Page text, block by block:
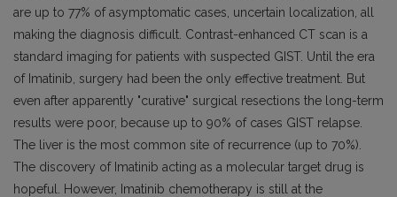
are up to 77% of asymptomatic cases, uncertain localization, all
making the diagnosis difficult. Contrast-enhanced CT scan is a
standard imaging for patients with suspected GIST. Until the era
of Imatinib, surgery had been the only effective treatment. But
even after apparently "curative" surgical resections the long-term
results were poor, because up to 90% of cases GIST relapse.
The liver is the most common site of recurrence (up to 70%).
The discovery of Imatinib acting as a molecular target drug is
hopeful. However, Imatinib chemotherapy is still at the